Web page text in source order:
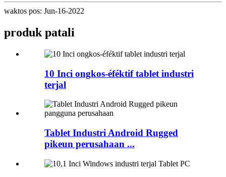
waktos pos: Jun-16-2022
produk patali
10 Inci ongkos-éféktif tablet industri
terjal
Tablet Industri Android Rugged
pikeun perusahaan ...